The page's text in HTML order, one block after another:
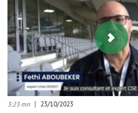
3:23 mn 23/10/2023